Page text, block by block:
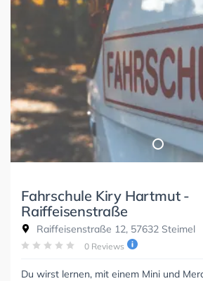
Fahrschule Kiry Hartmut -
Raiffeisenstraße
Raiffeisenstraße 12, 57632 Steimel
0 Reviews
Du wirst lernen, mit einem Mini und